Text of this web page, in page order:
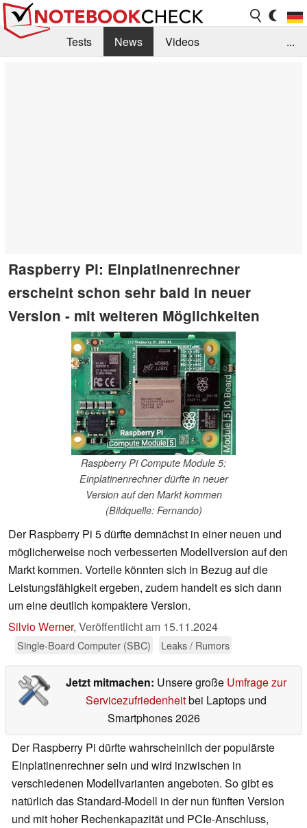
Tests News
Videos
...
Raspberry Pi: Einplatinenrechner
erscheint schon sehr bald in neuer
Version - mit weiteren Möglichkeiten
Raspberry Pi Compute Module 5:
Einplatinenrechner dürfte in neuer
Version auf den Markt kommen
(Bildquelle: Fernando)
Der Raspberry Pi 5 dürfte demnächst in einer neuen und
möglicherweise noch verbesserten Modellversion auf den
Markt kommen. Vorteile könnten sich in Bezug auf die
Leistungsfähigkeit ergeben, zudem handelt es sich dann
um eine deutlich kompaktere Version.
Silvio Werner, Veröffentlicht am 15.11.2024
Single-Board Computer (SBC) Leaks / Rumors
Jetzt mitmachen: Unsere große Umfrage zur
Servicezufriedenheitbei Laptops und
Smartphones 2026
Der Raspberry Pi dürfte wahrscheinlich der populärste
Einplatinenrechner sein und wird inzwischen in
verschiedenen Modellvarianten angeboten. So gibt es
natürlich das Standard-Modell in der nun fünften Version
und mit hoher Rechenkapazität und PCIe-Anschluss,